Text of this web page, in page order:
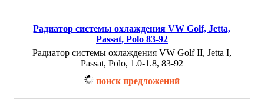
Радиатор системы охлаждения VW Golf, Jetta,
Passat, Polo 83-92
Радиатор системы охлаждения VW Golf II, Jetta I,
Passat, Polo, 1.0-1.8, 83-92
поиск предложений